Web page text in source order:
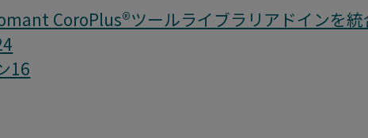
CoroPlus®ツールライブラリアドインを統
16